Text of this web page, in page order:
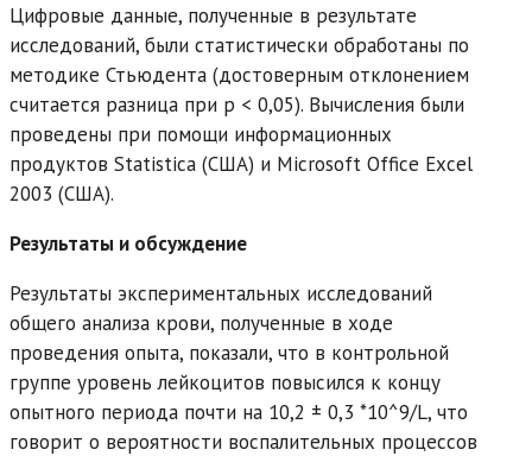
Цифровые данные, полученные в результате
исследований, были статистически обработаны по
методике Стьюдента (достоверным отклонением
считается разница при р < 0,05). Вычисления были
проведены при помощи информационных
продуктов Statistica (США) и Microsoft Office Excel
2003 (США).
Результаты и обсуждение
Результаты экспериментальных исследований
общего анализа крови, полученные в ходе
проведения опыта, показали, что в контрольной
группе уровень лейкоцитов повысился к концу
опытного периода почти на 10,2 ± 0,3 *10^9/L, что
говорит о вероятности воспалительных процессов